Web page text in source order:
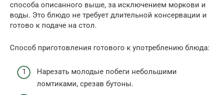
способа описанного выше, за исключением моркови и
воды. Это блюдо не требует длительной консервации и
готово к подаче на стол.
Способ приготовления готового к употреблению блюда:
Нарезать молодые побеги небольшими
ломтиками, срезав бутоны.